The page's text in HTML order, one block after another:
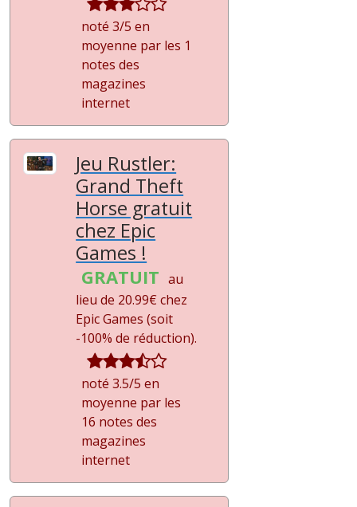
noté 3/5 en
moyenne par les 1
notes des
magazines
internet
Jeu Rustler:
Grand Theft
Horse gratuit
chez Epic
Games !
GRATUIT au
lieu de 20.99€ chez
Epic Games (soit
-100% de réduction).
noté 3.5/5 en
moyenne par les
16 notes des
magazines
internet